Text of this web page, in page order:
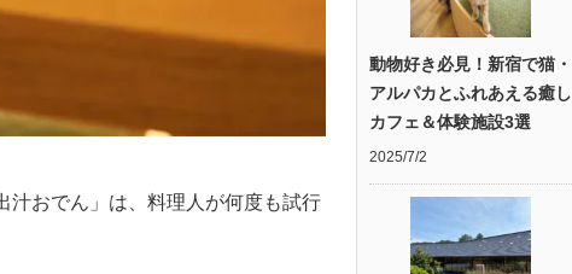
汁おでん」は、料理人が何度も試行
動物好き必見！新宿で猫・
アルパカとふれあえる癒し
カフェ＆体験施設3選
2025/7/2